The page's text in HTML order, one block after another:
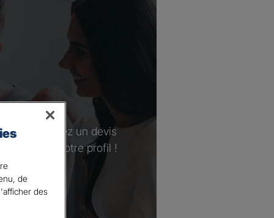
! Demandez un devis
selon votre profil !
de
des